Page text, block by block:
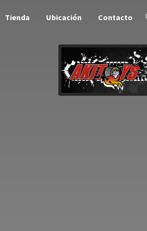
Tienda Ubicación Contacto